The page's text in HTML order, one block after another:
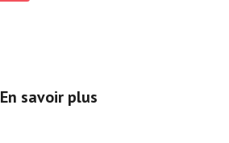
En savoir plus